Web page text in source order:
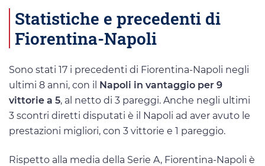
Statistiche e precedenti di
Fiorentina-Napoli
Sono stati 17 i precedenti di Fiorentina-Napoli negli
ultimi 8 anni, con il Napoli in vantaggio per 9
vittorie a 5, al netto di 3 pareggi. Anche negli ultimi
3 scontri diretti disputati è il Napoli ad aver avuto le
prestazioni migliori, con 3 vittorie e 1 pareggio.
Rispetto alla media della Serie A, Fiorentina-Napoli è